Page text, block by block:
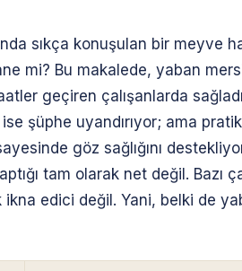
sıkça konuşulan bir meyve
mi? Bu makalede, yaban
geçiren çalışanlarda
şüphe uyandırıyor; ama
göz sağlığını
tam olarak net değil. Bazı
edici değil. Yani, belki de